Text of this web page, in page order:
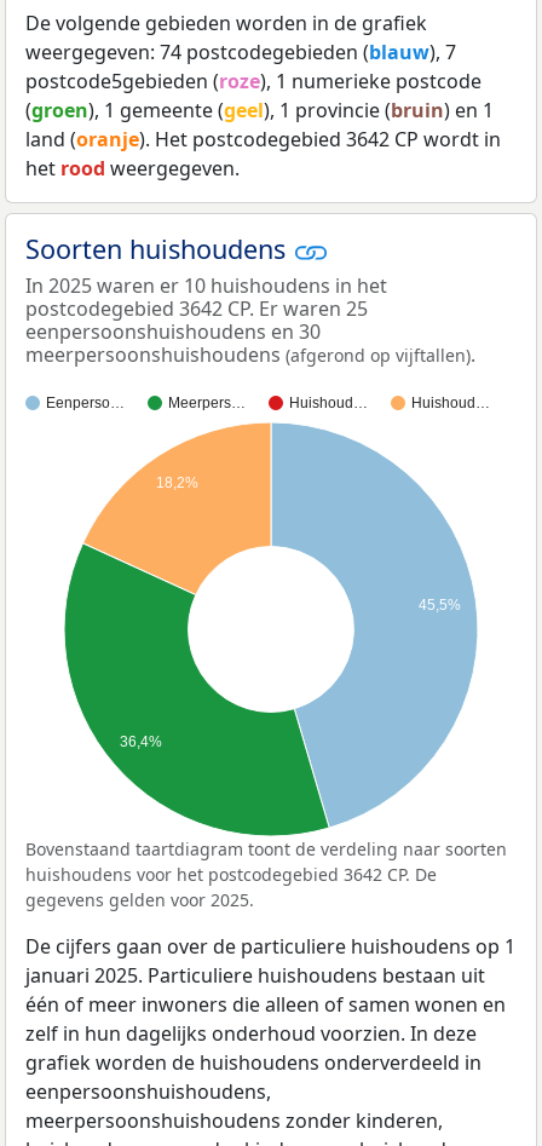
De volgende gebieden worden in de grafiek
weergegeven: 74 postcodegebieden (blauw), 7
postcode5gebieden (roze), 1 numerieke postcode
(groen), 1 gemeente (geel), 1 provincie (bruin) en 1
land (oranje). Het postcodegebied 3642 CP wordt in
het rood weergegeven.
Soorten huishoudens
In 2025 waren er 10 huishoudens in het
postcodegebied 3642 CP. Er waren 25
eenpersoonshuishoudens en 30
meerpersoonshuishoudens (afgerond op vijftallen).
Eenperso… Meerpers… Huishoud… Huishoud…
45,5%
18,2%
36,4%
Bovenstaand taartdiagram toont de verdeling naar soorten
huishoudens voor het postcodegebied 3642 CP. De
gegevens gelden voor 2025.
De cijfers gaan over de particuliere huishoudens op 1
januari 2025. Particuliere huishoudens bestaan uit
één of meer inwoners die alleen of samen wonen en
zelf in hun dagelijks onderhoud voorzien. In deze
grafiek worden de huishoudens onderverdeeld in
eenpersoonshuishoudens,
meerpersoonshuishoudens zonder kinderen,